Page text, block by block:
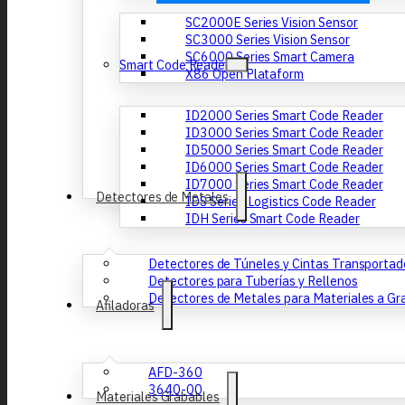
SC2000E Series Vision Sensor
SC3000 Series Vision Sensor
SC6000 Series Smart Camera
X86 Open Plataform
Smart Code Reader
ID2000 Series Smart Code Reader
ID3000 Series Smart Code Reader
ID5000 Series Smart Code Reader
ID6000 Series Smart Code Reader
ID7000 Series Smart Code Reader
IDS Series Logistics Code Reader
IDH Series Smart Code Reader
Detectores de Metales
Detectores de Túneles y Cintas
Detectores para Tuberías y Rellenos
Detectores de Metales para Materiales a
Afiladoras
AFD-360
3640-00
Materiales Grabables